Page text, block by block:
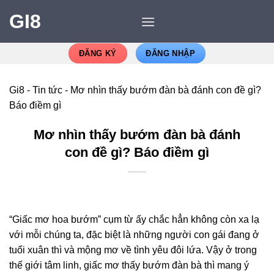
GI8
ĐĂNG KÝ ĐĂNG NHẬP
Gi8 - Tin tức - Mơ nhìn thấy bướm đàn bà đánh con đề gì?
Báo điềm gì
Mơ nhìn thấy bướm đàn bà đánh
con đề gì? Báo điềm gì
“Giấc mơ hoa bướm” cụm từ ấy chắc hẳn không còn xa lạ
với mỗi chúng ta, đặc biệt là những người con gái đang ở
tuổi xuân thì và mộng mơ về tình yêu đôi lứa. Vậy ở trong
thế giới tâm linh, giấc mơ thấy bướm đàn bà thì mang ý